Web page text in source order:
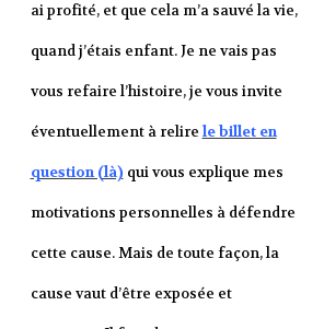
ai profité, et que cela m’a sauvé la vie,
quand j’étais enfant. Je ne vais pas
vous refaire l’histoire, je vous invite
éventuellement à relire le billet en
question (là) qui vous explique mes
motivations personnelles à défendre
cette cause. Mais de toute façon, la
cause vaut d’être exposée et